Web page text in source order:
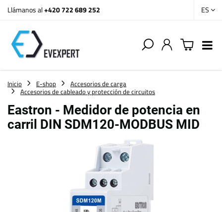
Llámanos al+420 722 689 252 ES
Inicio E-shop
Accesorios de carga
Accesorios de cableado y protección de circuitos
Eastron - Medidor de potencia en
carril DIN SDM120-MODBUS MID